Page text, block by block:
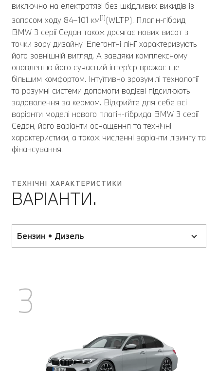
виключно на електротязі без шкідливих викидів із
запасом ходу 84–101 км[1](WLTP). Плагін-гібрид
BMW 3 серії Седан також досягає нових висот з
точки зору дизайну. Елегантні лінії характеризують
його зовнішній вигляд. А завдяки комплексному
оновленню його сучасний інтер'єр вражає ще
більшим комфортом. Інтуїтивно зрозумілі технології
та розумні системи допомоги водієві підсилюють
задоволення за кермом. Відкрийте для себе всі
варіанти моделі нового плагін-гібрида BMW 3 серії
Седан, його варіанти оснащення та технічні
характеристики, а також численні варіанти лізингу та
фінансування.
ТЕХНІЧНІ ХАРАКТЕРИСТИКИ
ВАРІАНТИ.
Бензин • Дизель
3